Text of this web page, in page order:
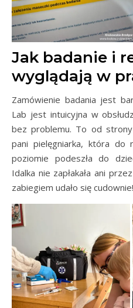
Jak badanie i
wyglądają w
Zamówienie badania jest
Lab jest intuicyjna w
bez problemu. To od
pani pielęgniarka, która do
poziomie podeszła do
Idalka nie zapłakała ani
zabiegiem udało się cudownie!